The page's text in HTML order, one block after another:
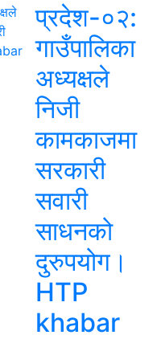
प्रदेश-०२:
गाउँपालिका
अध्यक्षले
निजी
कामकाजमा
सरकारी
सवारी
साधनको
दुरुपयोग।
HTP
khabar